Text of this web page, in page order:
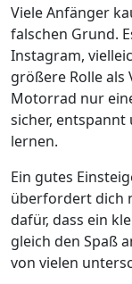
Viele Anfänger
falschen Grund.
Instagram,
größere Rolle als
Motorrad nur
sicher,
lernen.
Ein gutes
überfordert dich
dafür, dass ein
gleich den Spaß
von vielen